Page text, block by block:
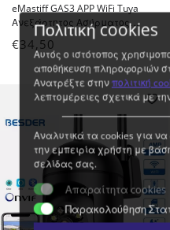
eMastiff GAS3 APP WiFi Tuya
Ανεξάρτητος Ασύρματος
Ανιχνευτής Διαροής Αερίου -
Gas Leak Sensor Detector App
Control
€34,50
Πολιτική cookies
Αυτός ο ιστότοπος
αποθήκευση πληροφοριών
Ανατρέξτε στηνπολιτική
λεπτομέρειες σχετικά με
Αναλυτικά τα cookies για
την εμπειρία χρήστη με
σελίδας σας.
Απαραίτητα cookies
Παρακολούθηση